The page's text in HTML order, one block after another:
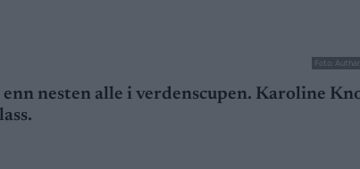
Foto:
nesten alle i verdenscupen. Karoline